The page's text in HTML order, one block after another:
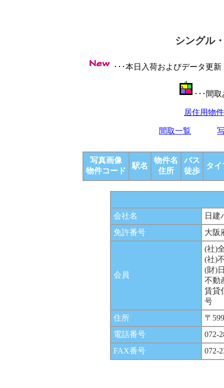
シングル
･･･本日入荷およびデータ
･･･間
居住用物
間取一覧
写真画像
物件コード
駅名
物件名
住所
バス
徒歩
タイ
会社名
日建
免許番号
大阪
会員
(社)
(社)
(財)
不動
賃貸
号
住所
〒
電話番号
072-
FAX番号
072-